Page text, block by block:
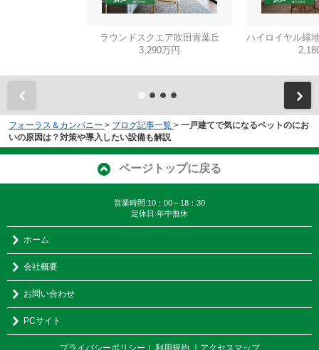
ラウンドスクエア吹田青葉丘
3,290万円
ハイロイヤル緑
フォーラス＆カンパニー > ブログ記事一覧 > 一戸建てで気になるペットのにお
いの原因は？対策や導入したい設備も解説
ページトップに戻る
営業時間:10：00～18：30
定休日:年中無休
ホーム
会社概要
お問い合わせ
PCサイト